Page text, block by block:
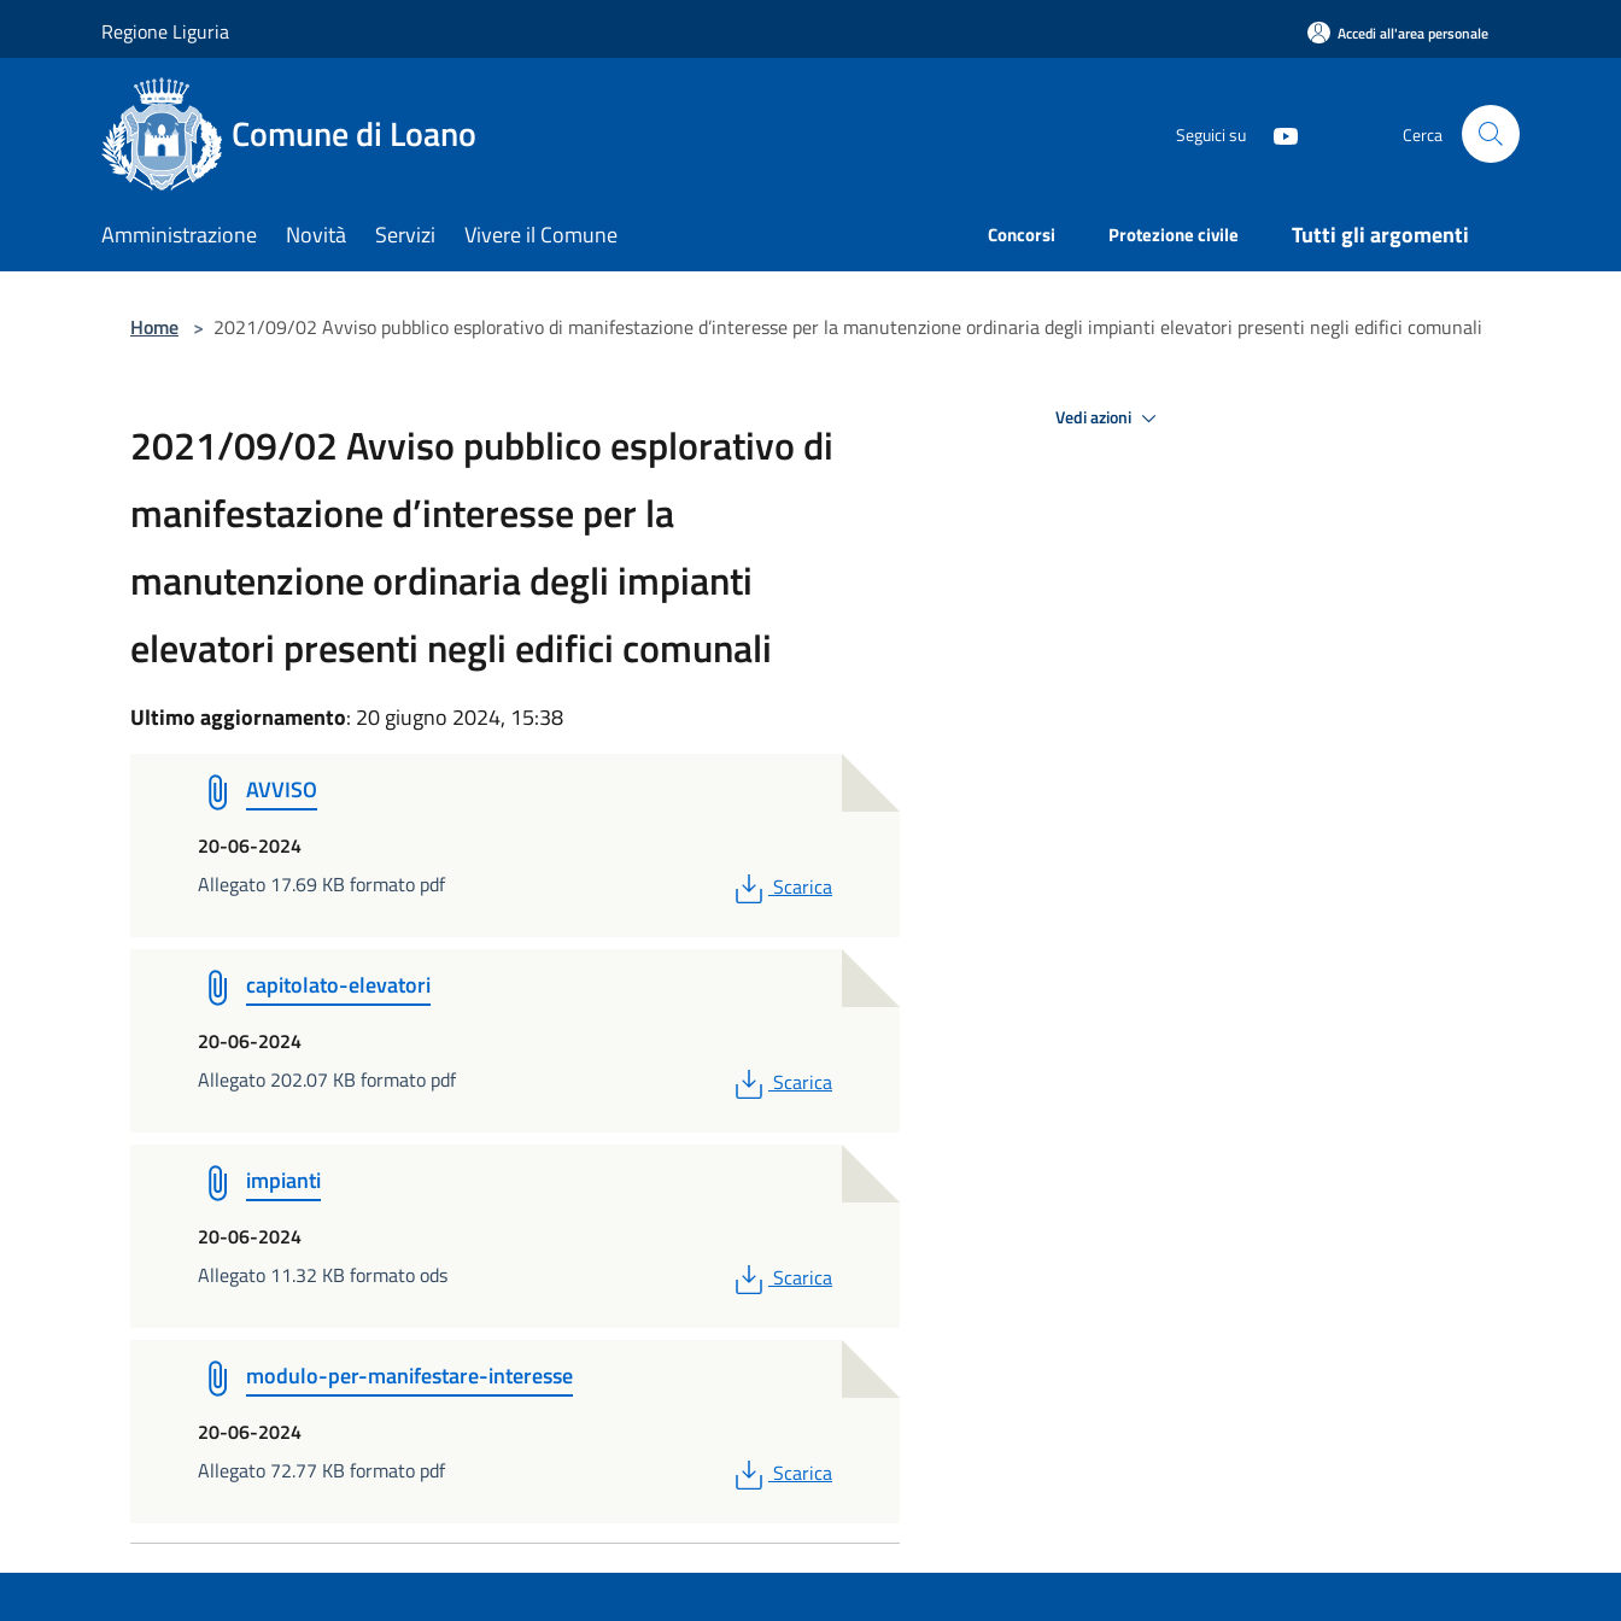
Regione Liguria Accedi all'area personale
Comune di Loano Seguici su Cerca
Amministrazione Novità Servizi Vivere il Comune Concorsi Protezione civile Tutti gli argomenti
Home > 2021/09/02 Avviso pubblico esplorativo di manifestazione d’interesse per la manutenzione ordinaria degli impianti elevatori presenti negli edifici comunali
2021/09/02 Avviso pubblico esplorativo di
manifestazione d’interesse per la
manutenzione ordinaria degli impianti
elevatori presenti negli edifici comunali
Ultimo aggiornamento: 20 giugno 2024, 15:38
AVVISO
20-06-2024
Allegato 17.69 KB formato pdf
PDF
Scarica
capitolato-elevatori
20-06-2024
Allegato 202.07 KB formato pdf
PDF
Scarica
impianti
20-06-2024
Allegato 11.32 KB formato ods
PDF
Scarica
modulo-per-manifestare-interesse
20-06-2024
Allegato 72.77 KB formato pdf
PDF
Scarica
Vedi azioni